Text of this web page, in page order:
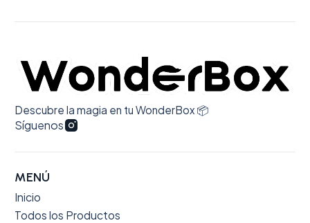
Descubre la magia en tu WonderBox 📦
Síguenos
MENÚ
Inicio
Todos los Productos